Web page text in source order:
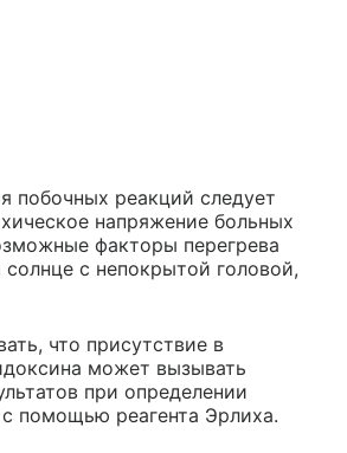
побочных реакций следует
напряжение больных
факторы перегрева
с непокрытой головой,
что присутствие в
может вызывать
при определении
помощью реагента Эрлиха.